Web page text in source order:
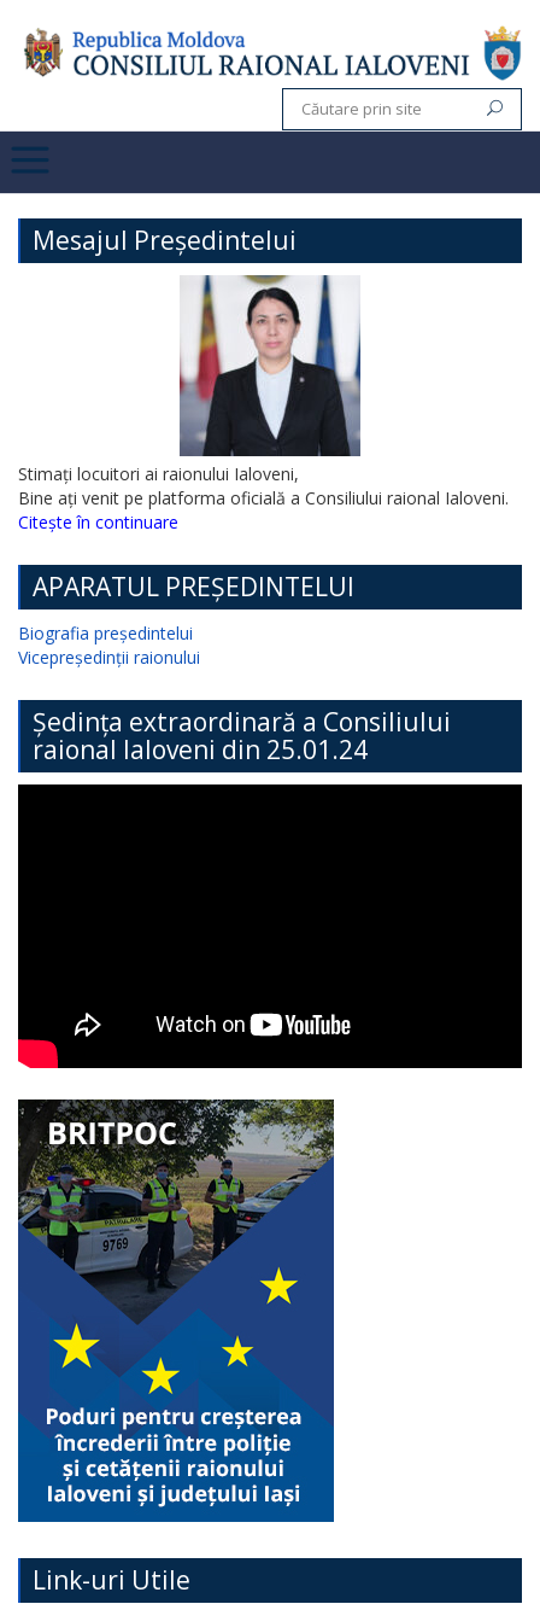
Mesajul Președintelui
Stimați locuitori ai raionului Ialoveni,
Bine ați venit pe platforma oficială a Consiliului raional Ialoveni.
Citește în continuare
APARATUL PREȘEDINTELUI
Biografia președintelui
Vicepreședinții raionului
Ședința extraordinară a Consiliului
raional Ialoveni din 25.01.24
Link-uri Utile